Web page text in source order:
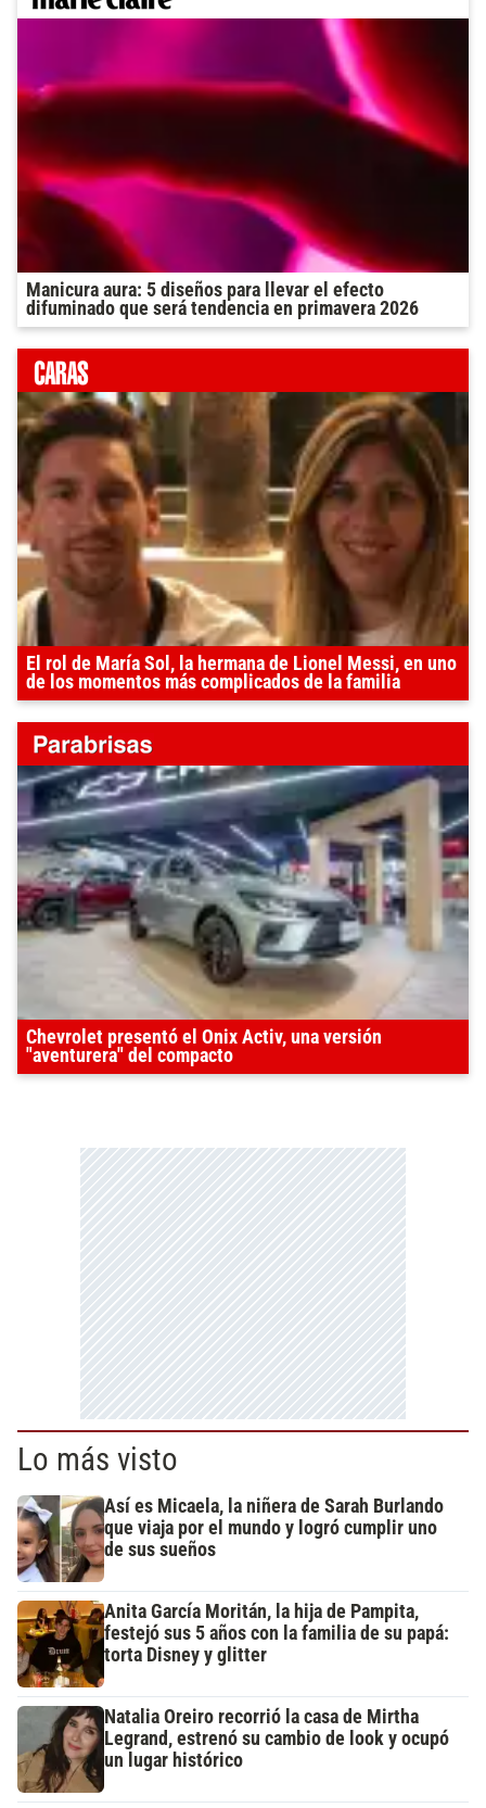
Manicura aura: 5 diseños para llevar el efecto
difuminado que será tendencia en primavera 2026
El rol de María Sol, la hermana de Lionel Messi, en uno
de los momentos más complicados de la familia
Chevrolet presentó el Onix Activ, una versión
"aventurera" del compacto
Lo más visto
Así es Micaela, la niñera de Sarah Burlando
que viaja por el mundo y logró cumplir uno
de sus sueños
Anita García Moritán, la hija de Pampita,
festejó sus 5 años con la familia de su papá:
torta Disney y glitter
Natalia Oreiro recorrió la casa de Mirtha
Legrand, estrenó su cambio de look y ocupó
un lugar histórico